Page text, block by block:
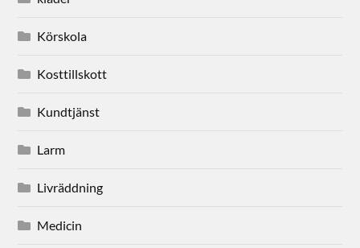
Körskola
Kosttillskott
Kundtjänst
Larm
Livräddning
Medicin